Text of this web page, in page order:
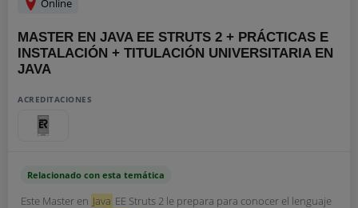
Online
MASTER EN JAVA EE STRUTS 2 + PRÁCTICAS E
INSTALACIÓN + TITULACIÓN UNIVERSITARIA EN
JAVA
ACREDITACIONES
Relacionado con esta temática
Este Master en Java EE Struts 2 le prepara para conocer el lenguaje